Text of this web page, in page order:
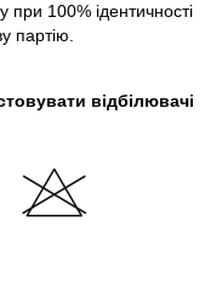
при 100% ідентичності
партію.
відбілювачі